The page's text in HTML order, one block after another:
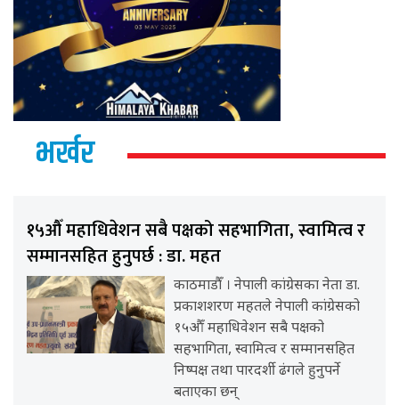
भर्खर
१५औँ महाधिवेशन सबै पक्षको सहभागिता, स्वामित्व र
सम्मानसहित हुनुपर्छ : डा. महत
काठमाडौँ । नेपाली कांग्रेसका नेता डा.
प्रकाशशरण महतले नेपाली कांग्रेसको
१५औँ महाधिवेशन सबै पक्षको
सहभागिता, स्वामित्व र सम्मानसहित
निष्पक्ष तथा पारदर्शी ढंगले हुनुपर्ने
बताएका छन्